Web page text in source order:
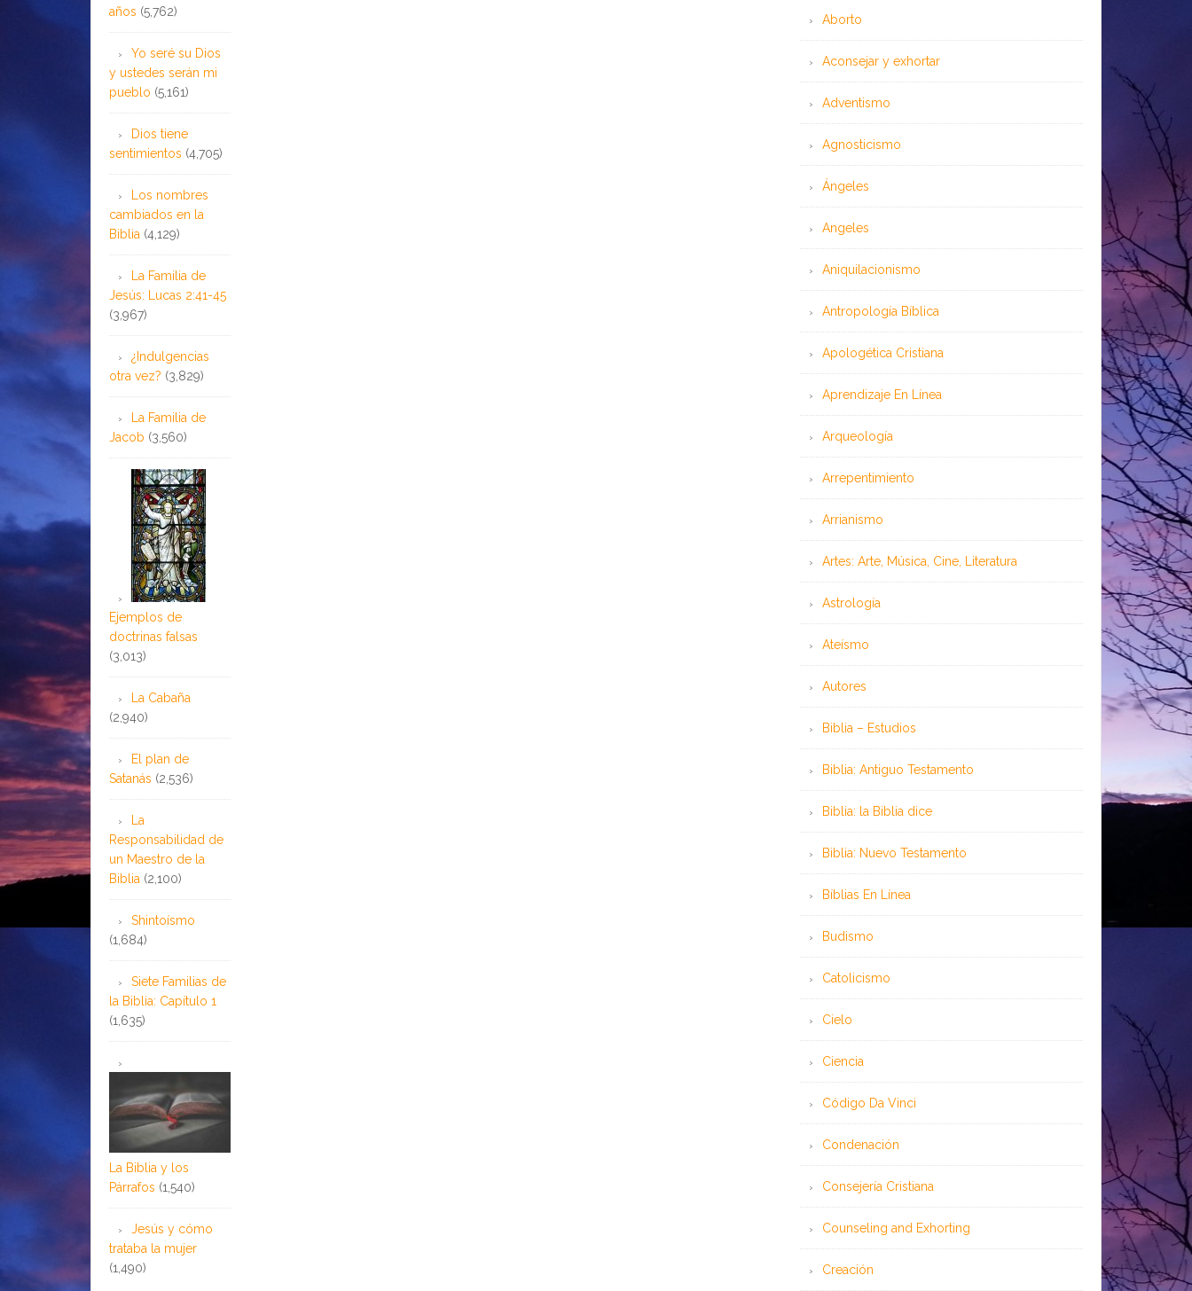
Aborto
Aconsejar y exhortar
Adventismo
Agnosticismo
Ángeles
Angeles
Aniquilacionismo
Antropología Bíblica
Apologética Cristiana
Aprendizaje En Línea
Arqueología
Arrepentimiento
Arrianismo
Artes: Arte, Música, Cine, Literatura
Astrología
Ateísmo
Autores
Biblia – Estudios
Biblia: Antiguo Testamento
Biblia: la Biblia dice
Biblia: Nuevo Testamento
Bíblias En Línea
Budismo
Catolicismo
Cielo
Ciencia
Código Da Vinci
Condenación
Consejería Cristiana
Counseling and Exhorting
Creación
años (5,762)
Yo seré su Dios
y ustedes serán mi
pueblo (5,161)
Dios tiene
sentimientos (4,705)
Los nombres
cambiados en la
Biblia (4,129)
La Familia de
Jesús: Lucas 2:41-45
(3,967)
¿Indulgencias
otra vez? (3,829)
La Familia de
Jacob (3,560)
Ejemplos de
doctrinas falsas
(3,013)
La Cabaña
(2,940)
El plan de
Satanás (2,536)
La
Responsabilidad de
un Maestro de la
Biblia (2,100)
Shintoísmo
(1,684)
Siete Familias de
la Biblia: Capítulo 1
(1,635)
La Biblia y los
Párrafos (1,540)
Jesús y cómo
trataba la mujer
(1,490)